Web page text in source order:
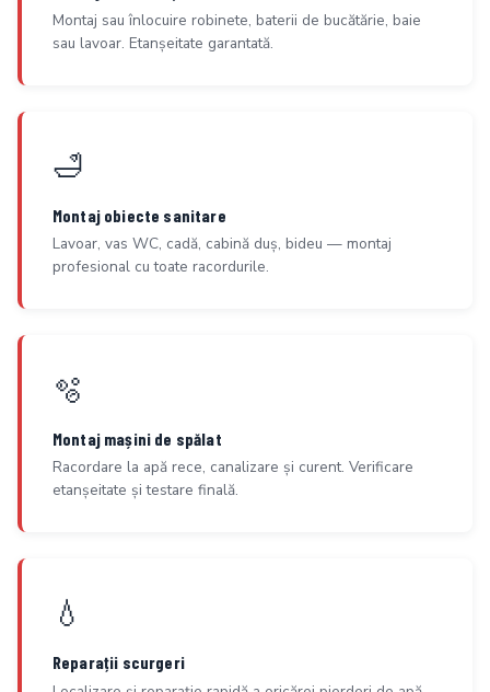
Montaj sau înlocuire robinete, baterii de bucătărie, baie
sau lavoar. Etanșeitate garantată.
🛁
Montaj obiecte sanitare
Lavoar, vas WC, cadă, cabină duș, bideu — montaj
profesional cu toate racordurile.
🫧
Montaj mașini de spălat
Racordare la apă rece, canalizare și curent. Verificare
etanșeitate și testare finală.
💧
Reparații scurgeri